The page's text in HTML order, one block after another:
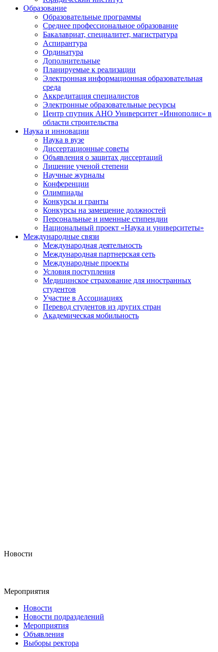
Образование
Образовательные программы
Среднее профессиональное образование
Бакалавриат, специалитет, магистратура
Аспирантура
Ординатура
Дополнительные
Планируемые к реализации
Электронная информационная образовательная
среда
Аккредитация специалистов
Электронные образовательные ресурсы
Центр спутник АНО Университет «Иннополис» в
области строительства
Наука и инновации
Наука в вузе
Диссертационные советы
Объявления о защитах диссертаций
Лишение ученой степени
Научные журналы
Конференции
Олимпиады
Конкурсы и гранты
Конкурсы на замещение должностей
Персональные и именные стипендии
Национальный проект «Наука и университеты»
Международные связи
Международная деятельность
Международная партнерская сеть
Международные проекты
Условия поступления
Медицинское страхование для иностранных
студентов
Участие в Ассоциациях
Перевод студентов из других стран
Академическая мобильность
Новости
Мероприятия
Новости
Новости подразделений
Мероприятия
Объявления
Выборы ректора